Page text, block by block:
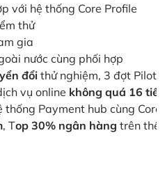
với hệ thống Core Profile
thử
gia
nước cùng phối hợp
đổi thử nghiệm, 3 đợt Pilot
vụ online không quá 16
thống Payment hub cùng
, Top 30% ngân hàng trên thế